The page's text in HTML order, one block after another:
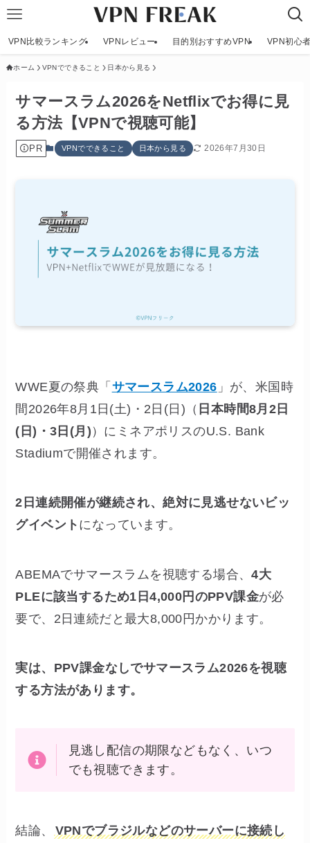
VPN比較ランキング VPNレビュー 目的別おすすめVPN VPN初心
ホーム VPNでできること 日本から見る
サマースラム2026をNetflixでお得に見
る方法【VPNで視聴可能】
PR VPNでできること 日本から見る 2026年7月30日
WWE夏の祭典「 サマースラム2026 」が、米国時
間2026年8月1日(土)・2日(日)（ 日本時間8月2日
(日)・3日(月) ）にミネアポリスのU.S. Bank
Stadiumで開催されます。
2日連続開催が継続され、絶対に見逃せないビッ
グイベント になっています。
ABEMAでサマースラムを視聴する場合、4大
PLEに該当するため1日4,000円のPPV課金が必
要で、2日連続だと最大8,000円かかります。
実は、PPV課金なしでサマースラム2026を視聴
する方法があります。
見逃し配信の期限などもなく、いつ
でも視聴できます。
結論、
VPNでブラジルなどのサーバーに接続し